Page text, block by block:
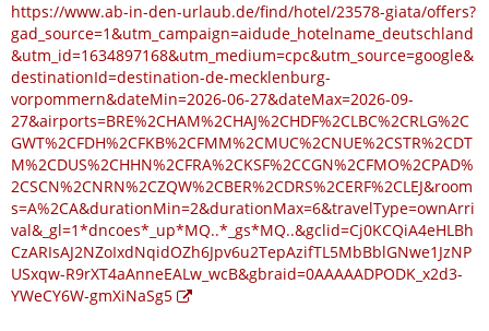
https://www.ab-in-den-urlaub.de/find/hotel/23578-giata/offers?
gad_source=1&utm_campaign=aidude_hotelname_deutschland
&utm_id=1634897168&utm_medium=cpc&utm_source=google&
destinationId=destination-de-mecklenburg-
vorpommern&dateMin=2026-06-27&dateMax=2026-09-
27&airports=BRE%2CHAM%2CHAJ%2CHDF%2CLBC%2CRLG%2C
GWT%2CFDH%2CFKB%2CFMM%2CMUC%2CNUE%2CSTR%2CDT
M%2CDUS%2CHHN%2CFRA%2CKSF%2CCGN%2CFMO%2CPAD%
2CSCN%2CNRN%2CZQW%2CBER%2CDRS%2CERF%2CLEJ&room
s=A%2CA&durationMin=2&durationMax=6&travelType=ownArri
val&_gl=1*dncoes*_up*MQ..*_gs*MQ..&gclid=Cj0KCQiA4eHLBh
CzARIsAJ2NZoIxdNqidOZh6Jpv6u2TepAzifTL5MbBblGNwe1JzNP
USxqw-R9rXT4aAnneEALw_wcB&gbraid=0AAAAADPODK_x2d3-
YWeCY6W-gmXiNaSg5